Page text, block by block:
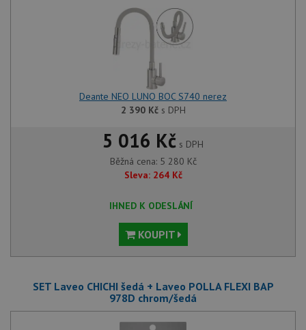
Deante NEO LUNO BOC S740 nerez
2 390 Kčs DPH
5 016 Kč s DPH
Běžná cena: 5 280 Kč
Sleva: 264 Kč
IHNED K ODESLÁNÍ
KOUPIT
SET Laveo CHICHI šedá + Laveo POLLA FLEXI BAP
978D chrom/šedá